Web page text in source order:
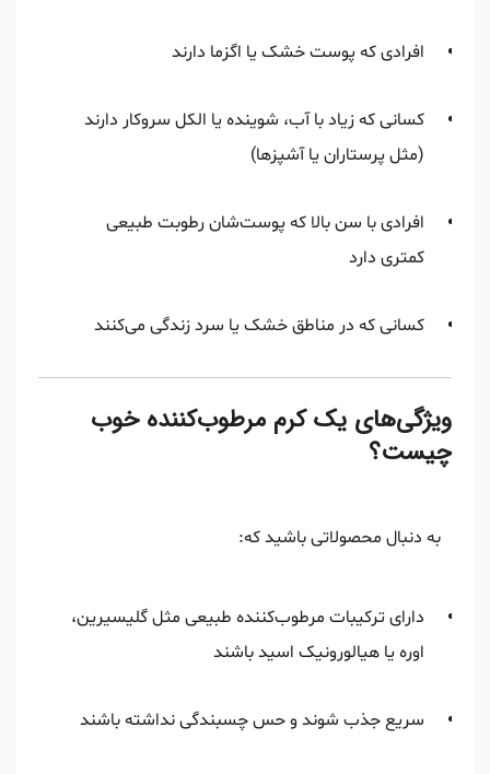
افرادی که پوست خشک یا اگزما دارند
کسانی که زیاد با آب، شوینده یا الکل سروکار دارند
(مثل پرستاران یا آشپزها)
افرادی با سن بالا که پوست‌شان رطوبت طبیعی
کمتری دارد
کسانی که در مناطق خشک یا سرد زندگی می‌کنند
ویژگی‌های یک کرم مرطوب‌کننده خوب
چیست؟
به دنبال محصولاتی باشید که:
دارای ترکیبات مرطوب‌کننده طبیعی مثل گلیسیرین،
اوره یا هیالورونیک اسید باشند
سریع جذب شوند و حس چسبندگی نداشته باشند